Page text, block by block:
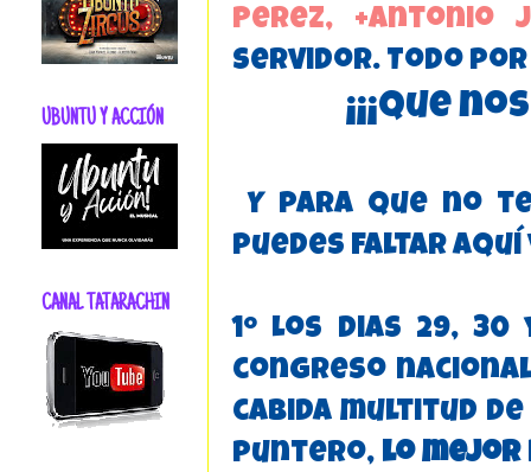
Perez,
+Antonio
servidor. Todo
¡¡¡Que
Y para que no
puedes faltar aquí
1º Los dias 29,
congreso
cabida multitud
puntero, lo mejor
UBUNTU Y ACCIÓN
CANAL TATARACHIN